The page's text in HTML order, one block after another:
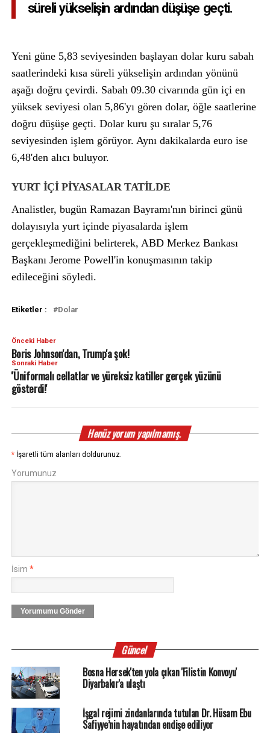
süreli yükselişin ardından düşüşe geçti.
Yeni güne 5,83 seviyesinden başlayan dolar kuru sabah
saatlerindeki kısa süreli yükselişin ardından yönünü
aşağı doğru çevirdi. Sabah 09.30 civarında gün içi en
yüksek seviyesi olan 5,86'yı gören dolar, öğle saatlerine
doğru düşüşe geçti. Dolar kuru şu sıralar 5,76
seviyesinden işlem görüyor. Aynı dakikalarda euro ise
6,48'den alıcı buluyor.
YURT İÇİ PİYASALAR TATİLDE
Analistler, bugün Ramazan Bayramı'nın birinci günü
dolayısıyla yurt içinde piyasalarda işlem
gerçekleşmediğini belirterek, ABD Merkez Bankası
Başkanı Jerome Powell'in konuşmasının takip
edileceğini söyledi.
Etiketler : Dolar
Önceki Haber
Boris Johnson'dan, Trump'a şok!
Sonraki Haber
''Üniformalı cellatlar ve yüreksiz katiller gerçek yüzünü
gösterdi!'
Henüz yorum yapılmamış.
* İşaretli tüm alanları doldurunuz.
Yorumunuz
İsim *
Yorumumu Gönder
Güncel
Bosna Hersek'ten yola çıkan 'Filistin Konvoyu'
Diyarbakır'a ulaştı
İşgal rejimi zindanlarında tutulan Dr. Hüsam Ebu
Safiyye’nin hayatından endişe ediliyor